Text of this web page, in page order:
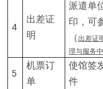
4
出差证
明
派遣单
印，可
（ 出差证
理与服务中
5
机票订
单
使馆签
件